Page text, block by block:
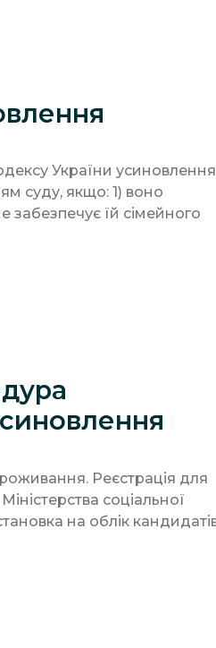
України усиновлення
суду, якщо: 1) воно
забезпечує їй сімейного
Реєстрація для
соціальної
на облік